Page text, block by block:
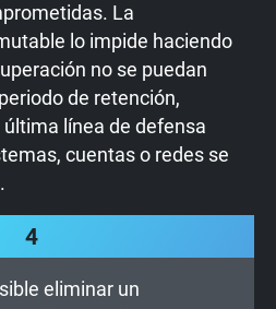
La
lo impide haciendo
no se puedan
de retención,
línea de defensa
cuentas o redes se
4
eliminar un